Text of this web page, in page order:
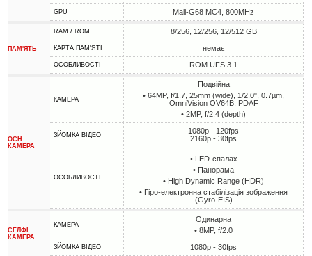
GPU Mali-G68 MC4, 800MHz
ПАМ'ЯТЬ
RAM / ROM 8/256, 12/256, 12/512 GB
КАРТА ПАМ'ЯТІ немає
ОСОБЛИВОСТІ ROM UFS 3.1
ОСН.
КАМЕРА
КАМЕРА
Подвійна
• 64MP, f/1.7, 25mm (wide), 1/2.0", 0.7µm,
OmniVision OV64B, PDAF
• 2MP, f/2.4 (depth)
ЗЙОМКА ВІДЕО
1080p - 120fps
2160p - 30fps
ОСОБЛИВОСТІ
• LED-спалах
• Панорама
• High Dynamic Range (HDR)
• Гіро-електронна стабілізація зображення
(Gyro-EIS)
СЕЛФІ
КАМЕРА
КАМЕРА
Одинарна
• 8MP, f/2.0
ЗЙОМКА ВІДЕО 1080p - 30fps